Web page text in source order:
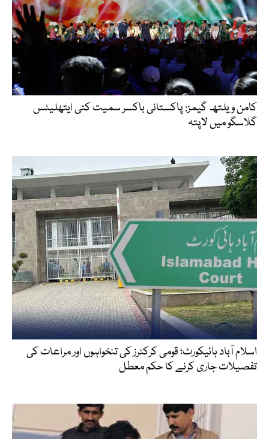
کامن ویلتھ گیمز: پاکستانی باکسر سمیت کئی ایتھلیٹس
گلاسگو میں لاپتہ
اسلام آباد ہائیکورٹ؛ قومی کرکٹرز کی تنخواہوں اور مراعات کی
تفصیلات جاری کرنے کا حکم معطل